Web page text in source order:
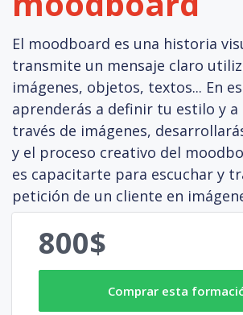
El moodboard es una historia
transmite un mensaje claro
imágenes, objetos, textos... En
aprenderás a definir tu estilo y a
través de imágenes,
y el proceso creativo del
es capacitarte para escuchar y
petición de un cliente en
800$
Comprar esta